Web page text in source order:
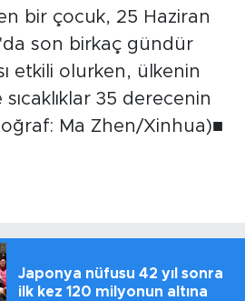
bir çocuk, 25 Haziran
son birkaç gündür
etkili olurken, ülkenin
35 derecenin
Ma Zhen/Xinhua)■
Japonya nüfusu 42 yıl sonra
ilk kez 120 milyonun altına